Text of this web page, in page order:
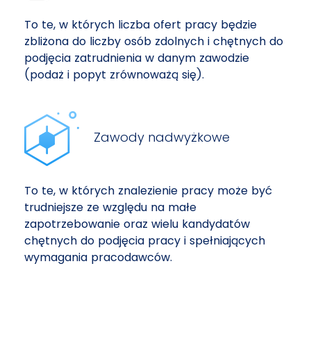
To te, w których liczba ofert pracy będzie
zbliżona do liczby osób zdolnych i chętnych do
podjęcia zatrudnienia w danym zawodzie
(podaż i popyt zrównoważą się).
Zawody nadwyżkowe
To te, w których znalezienie pracy może być
trudniejsze ze względu na małe
zapotrzebowanie oraz wielu kandydatów
chętnych do podjęcia pracy i spełniających
wymagania pracodawców.